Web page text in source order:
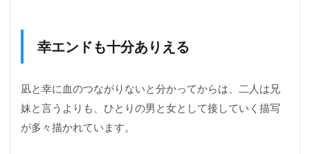
幸エンドも十分ありえる
凪と幸に血のつながりないと分かってからは、二人は兄
妹と言うよりも、ひとりの男と女として接していく描写
が多々描かれています。